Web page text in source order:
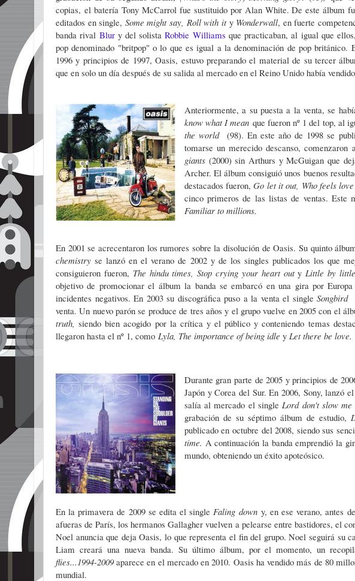
copias, el batería Tony McCarrol fue sustituido por Alan White. De este álbum
editados en single, Some might say, Roll with it y Wonderwall, en fuerte
banda rival Blury del solistaRobbie Williams que practicaban, al igual que
pop denominado "britpop" o lo que es igual a la denominación de pop británico.
1996 y principios de 1997, Oasis, estuvo preparando el material de su tercer
que en solo un día después de su salida al mercado en el Reino Unido había
Anteriormente, a su puesta a la venta, se
know what I mean que fueron nº 1 del top, al
the world(98). En este año de 1998 se
tomarse un merecido descanso,
giants (2000) sin Arthurs y McGuigan que
Archer. El álbum consiguió unos buenos
destacados fueron,Go let it out, Who feels
cinco primeros de las listas de ventas. Este
Familiar to millions.
En 2001 se acrecentaron los rumores sobre la disolución de Oasis. Su quinto
chemistryse lanzó en el verano de 2002 y de los singles publicados los que
consiguieron fueron, The hindu times, Stop crying your heart outyLittle by
objetivo de promocionar el álbum la banda se embarcó en una gira por
incidentes negativos. En 2003 su discográfica puso a la venta el singleSongbird
venta. Un nuevo parón se produce de tres años y el grupo vuelve en 2005 con el
truth,siendo bien acogido por la crítica y el público y conteniendo temas
llegaron hasta el nº 1, como Lyla, The importance of being idle y Let there be love.
Durante gran parte de 2005 y principios de
Japón y Corea del Sur. En 2006, Sony, lanzó
salía al mercado el single Lord don't slow me
grabación de su séptimo álbum de estudio,
publicado en octubre del 2008, siendo sus
time. A continuación la banda emprendió la
mundo, obteniendo un éxito apoteósico.
En la primavera de 2009 se edita el single Faling downy, en ese verano, antes
afueras de París, los hermanos Gallagher vuelven a pelearse entre bastidores, el
Noel anuncia que deja Oasis, lo que representa el fin del grupo. Noel seguirá su
Liam creará una nueva banda. Su último álbum, por el momento, un
flies...1994-2009aparece en el mercado en 2010. Oasis ha vendido más de 80
mundial.